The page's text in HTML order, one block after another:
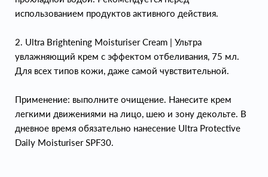
использованием продуктов активного действия.
2. Ultra Brightening Moisturiser Cream | Ультра
увлажняющий крем с эффектом отбеливания, 75 мл.
Для всех типов кожи, даже самой чувствительной.
Применение: выполните очищение. Нанесите крем
легкими движениями на лицо, шею и зону декольте. В
дневное время обязательно нанесение Ultra Protective
Daily Moisturiser SPF30.